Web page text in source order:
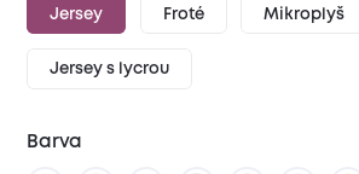
Jersey Froté Mikroplyš
Jersey s lycrou
Barva